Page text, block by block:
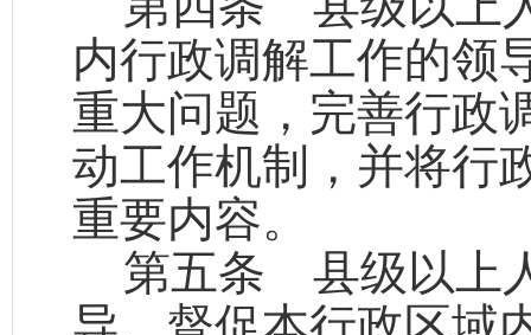
内行政调解工作的领
重大问题，完善行政
动工作机制，并将行
重要内容。
第五条 县级以上